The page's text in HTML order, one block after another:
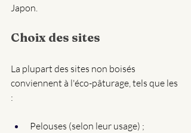
Japon.
Choix des sites
La plupart des sites non boisés
conviennent à l'éco-pâturage, tels que les
:
Pelouses (selon leur usage) ;